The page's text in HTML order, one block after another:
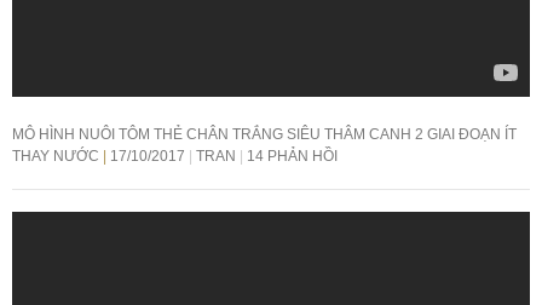
MÔ HÌNH NUÔI TÔM THẺ CHÂN TRẮNG SIÊU THÂM CANH 2 GIAI ĐOẠN ÍT
THAY NƯỚC
17/10/2017 TRAN 14 PHẢN HỒI